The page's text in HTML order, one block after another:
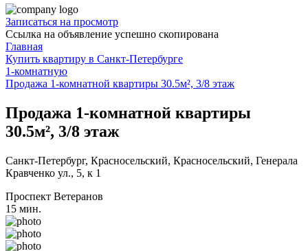
Записаться на просмотр
Ссылка на объявление успешно скопирована
Главная
Купить квартиру в Санкт-Петербурге
1-комнатную
Продажа 1-комнатной квартиры 30.5м², 3/8 этаж
Продажа 1-комнатной квартиры
30.5м², 3/8 этаж
Санкт-Петербург, Красносельский, Красносельский, Генерала
Кравченко ул., 5, к 1
Проспект Ветеранов
15 мин.